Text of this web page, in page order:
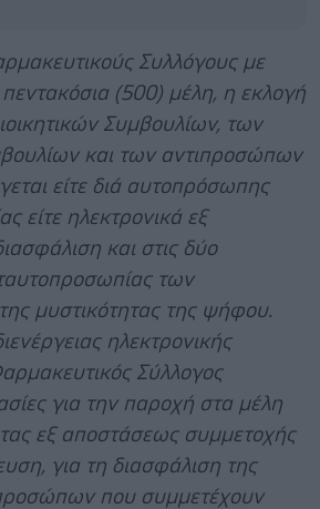
Συλλόγους με
(500) μέλη, η εκλογή
Συμβουλίων, των
και των αντιπροσώπων
είτε διά αυτοπρόσωπης
είτε ηλεκτρονικά εξ
και στις δύο
των
μυστικότητας της ψήφου.
ηλεκτρονικής
Σύλλογος
για την παροχή στα μέλη
εξ αποστάσεως συμμετοχής
για τη διασφάλιση της
που συμμετέχουν